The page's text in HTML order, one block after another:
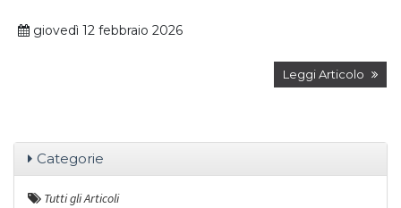
giovedì 12 febbraio 2026
Leggi Articolo
Categorie
Tutti gli Articoli